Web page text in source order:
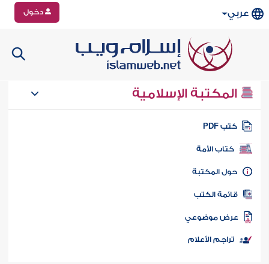
عربي دخول
المكتبة الإسلامية
كتب PDF
كتاب الأمة
المكتبة
الكتب
موضوعي